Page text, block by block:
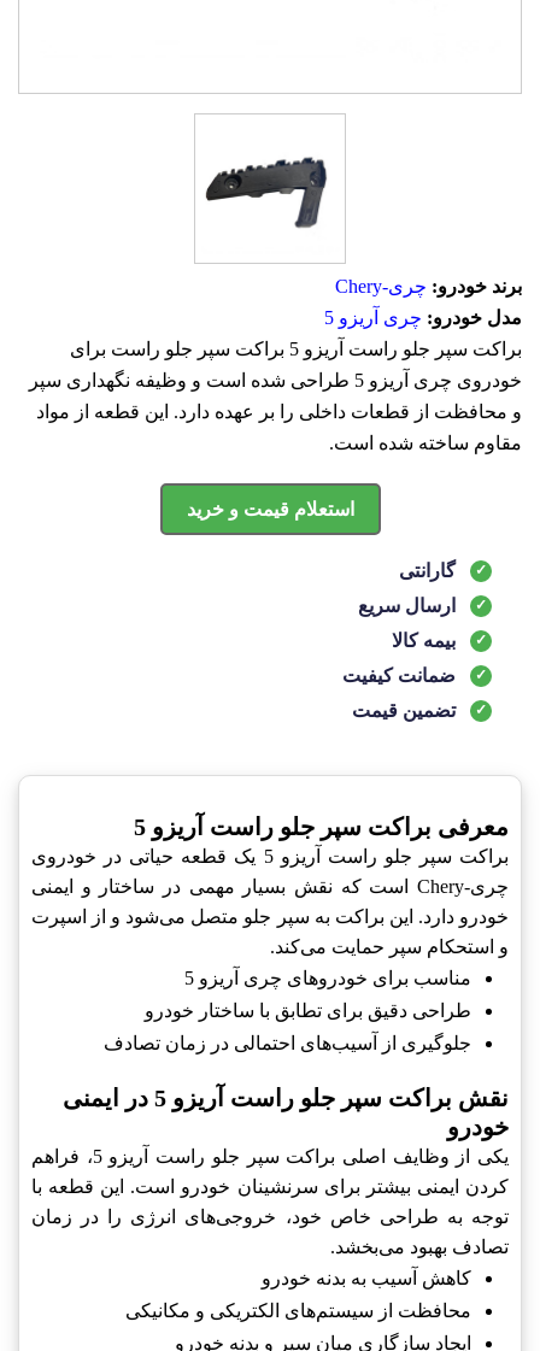
برند خودرو: چری-Chery
مدل خودرو: چری آریزو 5
براکت سپر جلو راست آریزو 5 براکت سپر جلو راست برای
خودروی چری آریزو 5 طراحی شده است و وظیفه نگهداری سپر
و محافظت از قطعات داخلی را بر عهده دارد. این قطعه از مواد
مقاوم ساخته شده است.
استعلام قیمت و خرید
گارانتی
ارسال سریع
بیمه کالا
ضمانت کیفیت
تضمین قیمت
معرفی براکت سپر جلو راست آریزو 5
براکت سپر جلو راست آریزو 5 یک قطعه حیاتی در خودروی
چری-Chery است که نقش بسیار مهمی در ساختار و ایمنی
خودرو دارد. این براکت به سپر جلو متصل می‌شود و از اسپرت
و استحکام سپر حمایت می‌کند.
مناسب برای خودروهای چری آریزو 5
طراحی دقیق برای تطابق با ساختار خودرو
جلوگیری از آسیب‌های احتمالی در زمان تصادف
نقش براکت سپر جلو راست آریزو 5 در ایمنی
خودرو
یکی از وظایف اصلی براکت سپر جلو راست آریزو 5، فراهم
کردن ایمنی بیشتر برای سرنشینان خودرو است. این قطعه با
توجه به طراحی خاص خود، خروجی‌های انرژی را در زمان
تصادف بهبود می‌بخشد.
کاهش آسیب به بدنه خودرو
محافظت از سیستم‌های الکتریکی و مکانیکی
ایجاد سازگاری میان سپر و بدنه خودرو